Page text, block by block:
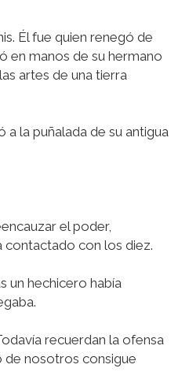
Él fue quien renegó de
en manos de su hermano
artes de una tierra
la puñalada de su antigua
el poder,
contactado con los diez.
un hechicero había
recuerdan la ofensa
de nosotros consigue